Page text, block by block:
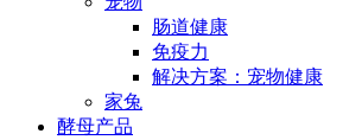
肠道健康
免疫力
解决方案：宠物健康
家兔
酵母产品